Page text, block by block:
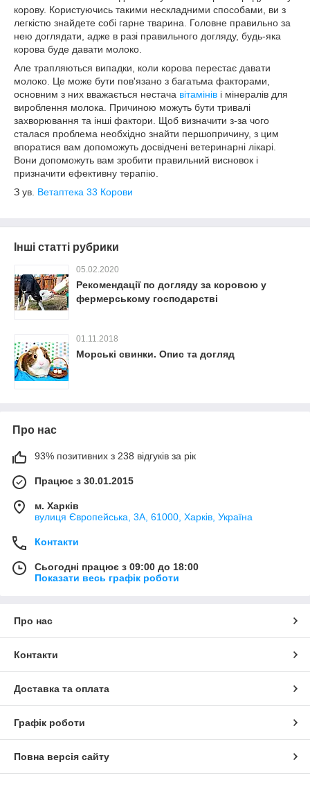
корову. Користуючись такими нескладними способами, ви з
легкістю знайдете собі гарне тварина. Головне правильно за
нею доглядати, адже в разі правильного догляду, будь-яка
корова буде давати молоко.
Але трапляються випадки, коли корова перестає давати
молоко. Це може бути пов'язано з багатьма факторами,
основним з них вважається нестача вітамінів і мінералів для
вироблення молока. Причиною можуть бути тривалі
захворювання та інші фактори. Щоб визначити з-за чого
сталася проблема необхідно знайти першопричину, з цим
впоратися вам допоможуть досвідчені ветеринарні лікарі.
Вони допоможуть вам зробити правильний висновок і
призначити ефективну терапію.
З ув. Ветаптека 33 Корови
Інші статті рубрики
05.02.2020
Рекомендації по догляду за коровою у
фермерському господарстві
01.11.2018
Морські свинки. Опис та догляд
Про нас
93% позитивних з 238 відгуків за рік
Працює з 30.01.2015
м. Харків
вулиця Європейська, 3А, 61000, Харків, Україна
Контакти
Сьогодні працює з 09:00 до 18:00
Показати весь графік роботи
Про нас
Контакти
Доставка та оплата
Графік роботи
Повна версія сайту